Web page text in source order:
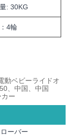
: 30KG
4輪
動ベビーライドオ
、中国、中国
ー
ーバー